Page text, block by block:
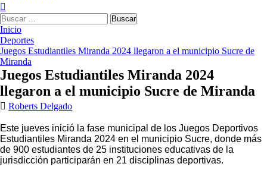
Buscar:
Inicio
Deportes
Juegos Estudiantiles Miranda 2024 llegaron a el municipio Sucre de
Miranda
Juegos Estudiantiles Miranda 2024
llegaron a el municipio Sucre de Miranda
Roberts Delgado
Este jueves inició la fase municipal de los Juegos Deportivos
Estudiantiles Miranda 2024 en el municipio Sucre, donde más
de 900 estudiantes de 25 instituciones educativas de la
jurisdicción participarán en 21 disciplinas deportivas.